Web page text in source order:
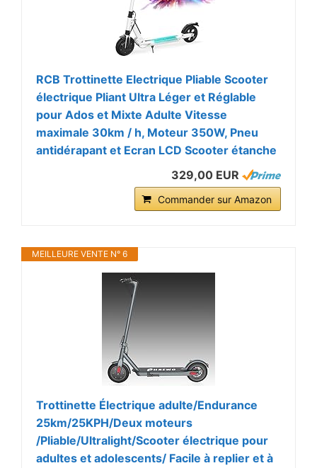
RCB Trottinette Electrique Pliable Scooter
électrique Pliant Ultra Léger et Réglable
pour Ados et Mixte Adulte Vitesse
maximale 30km / h, Moteur 350W, Pneu
antidérapant et Ecran LCD Scooter étanche
329,00 EUR
Commander sur Amazon
MEILLEURE VENTE N° 6
Trottinette Électrique adulte/Endurance
25km/25KPH/Deux moteurs
/Pliable/Ultralight/Scooter électrique pour
adultes et adolescents/ Facile à replier et à